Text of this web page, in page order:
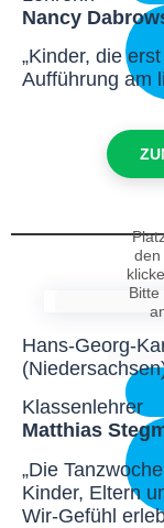
Nancy
„Kinder, die
Aufführung am
den
Hans-Georg-
Klassenlehrer
Matthias
„Die
Kinder, Eltern
Wir-Gefühl